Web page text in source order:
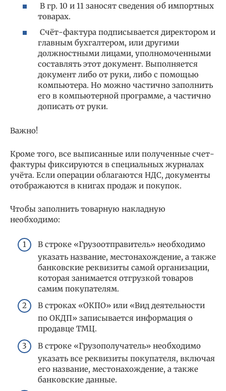
В гр. 10 и 11 заносят сведения об импортных
товарах.
Счёт-фактура подписывается директором и
главным бухгалтером, или другими
должностными лицами, уполномоченными
составлять этот документ. Выполняется
документ либо от руки, либо с помощью
компьютера. Но можно частично заполнить
его в компьютерной программе, а частично
дописать от руки.
Важно!
Кроме того, все выписанные или полученные счет-
фактуры фиксируются в специальных журналах
учёта. Если операции облагаются НДС, документы
отображаются в книгах продаж и покупок.
Чтобы заполнить товарную накладную
необходимо:
В строке «Грузоотправитель» необходимо
указать название, местонахождение, а также
банковские реквизиты самой организации,
которая занимается отгрузкой товаров
самим покупателям.
В строках «ОКПО» или «Вид деятельности
по ОКДП» записывается информация о
продавце ТМЦ.
В строке «Грузополучатель» необходимо
указать все реквизиты покупателя, включая
его название, местонахождение, а также
банковские данные.